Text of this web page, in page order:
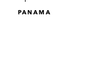
PANAMA